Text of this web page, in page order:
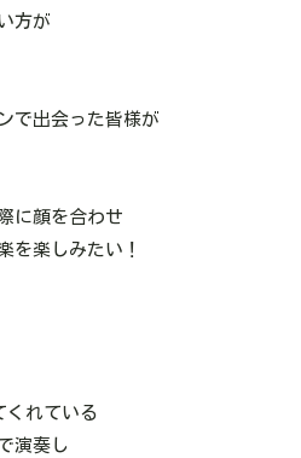
方が
で出会った皆様が
に顔を合わせ
を楽しみたい！
くれている
演奏し